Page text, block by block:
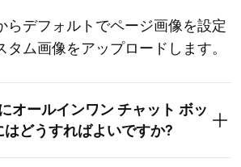
らデフォルトでページ画像を設定
タム画像をアップロードします。
オールインワン チャット ボッ
どうすればよいですか?